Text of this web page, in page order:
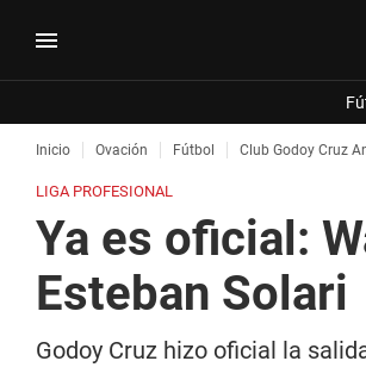
Inicio Ovación Fútbol Club Godoy Cruz
LIGA PROFESIONAL
Ya es oficial:
Esteban Solari
Godoy Cruz hizo oficial la